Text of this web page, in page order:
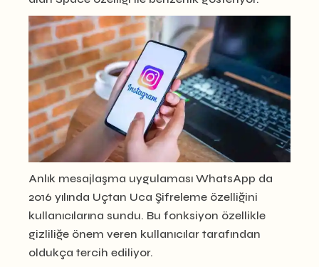
Anlık mesajlaşma uygulaması WhatsApp da
2016 yılında Uçtan Uca Şifreleme özelliğini
kullanıcılarına sundu. Bu fonksiyon özellikle
gizliliğe önem veren kullanıcılar tarafından
oldukça tercih ediliyor.